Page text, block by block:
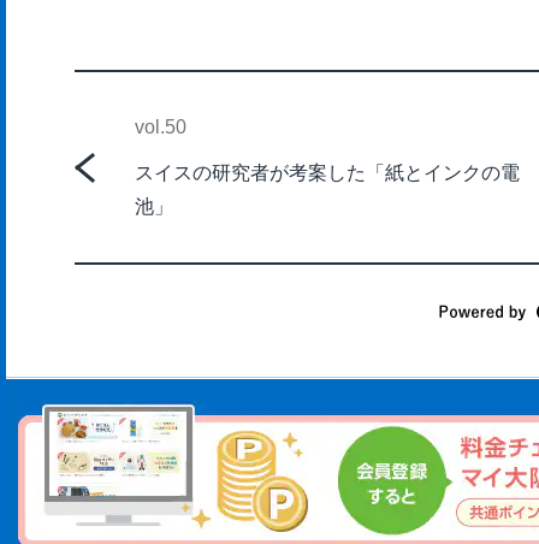
vol.50
スイスの研究者が考案した「紙とインクの電
池」